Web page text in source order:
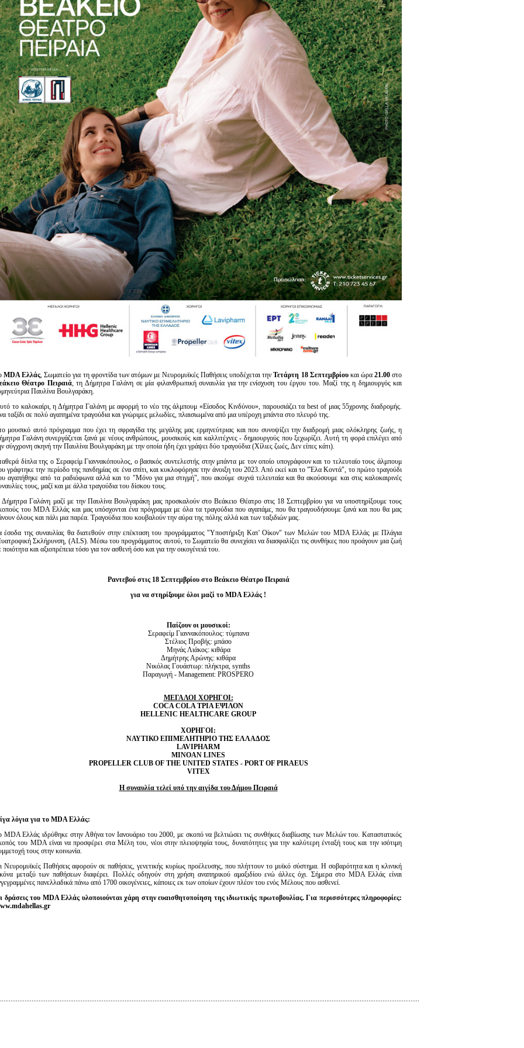
MDA Ελλάς, Σωματείο για τη φροντίδα των ατόμων με Νευρομυϊκές Παθήσεις υποδέχεται τηνΤετάρτη 18 Σεπτεμβρίουκαι ώρα 21.00στο
Θέατρο Πειραιά, τη Δήμητρα Γαλάνη σε μία φιλανθρωπική συναυλία για την ενίσχυση του έργου του. Μαζί της η δημιουργός και
Παυλίνα Βουλγαράκη.
το καλοκαίρι, η Δήμητρα Γαλάνη με αφορμή το νέο της άλμπουμ «Είσοδος Κινδύνου», παρουσιάζει τα best of μιας 55χρονης διαδρομής.
ταξίδι σε πολύ αγαπημένα τραγούδια και γνώριμες μελωδίες, πλαισιωμένα από μια υπέροχη μπάντα στο πλευρό της.
μουσικό αυτό πρόγραμμα που έχει τη σφραγίδα της μεγάλης μας ερμηνεύτριας και που συνοψίζει την διαδρομή μιας ολόκληρης ζωής, η
Γαλάνη συνεργάζεται ξανά με νέους ανθρώπους, μουσικούς και καλλιτέχνες - δημιουργούς που ξεχωρίζει. Αυτή τη φορά επιλέγει από
σύγχρονη σκηνή την Παυλίνα Βουλγαράκη με την οποία ήδη έχει γράψει δύο τραγούδια (Χίλιες ζωές, Δεν είπες κάτι).
δίπλα της ο Σεραφείμ Γιαννακόπουλος, ο βασικός συντελεστής στην μπάντα με τον οποίο υπογράφουν και το τελευταίο τους άλμπουμ
γράφτηκε την περίοδο της πανδημίας σε ένα σπίτι, και κυκλοφόρησε την άνοιξη του 2023. Από εκεί και το "Έλα Κοντά", το πρώτο τραγούδι
αγαπήθηκε από τα ραδιόφωνα αλλά και το "Μόνο για μια στιγμή", που ακούμε συχνά τελευταία και θα ακούσουμε και στις καλοκαιρινές
τους, μαζί και με άλλα τραγούδια του δίσκου τους.
Γαλάνη μαζί με την Παυλίνα Βουλγαράκη μας προσκαλούν στο Βεάκειο Θέατρο στις 18 Σεπτεμβρίου για να υποστηρίξουμε τους
του MDA Ελλάς και μας υπόσχονται ένα πρόγραμμα με όλα τα τραγούδια που αγαπάμε, που θα τραγουδήσουμε ξανά και που θα μας
όλους και πάλι μια παρέα. Τραγούδια που κουβαλούν την αύρα της πόλης αλλά και των ταξιδιών μας.
έσοδα της συναυλίας θα διατεθούν στην επέκταση του προγράμματος "Υποστήριξη Kατ' Oίκον" των Mελών του MDA Ελλάς με Πλάγια
Σκλήρυνση, (ALS). Μέσω του προγράμματος αυτού, το Σωματείο θα συνεχίσει να διασφαλίζει τις συνθήκες που προάγουν μια ζωή
ποιότητα και αξιοπρέπεια τόσο για τον ασθενή όσο και για την οικογένειά του.
Ραντεβού στις 18 Σεπτεμβρίου στο Βεάκειο Θέατρο Πειραιά
για να στηρίξουμε όλοι μαζί το MDA Ελλάς !
Παίζουν οι μουσικοί:
Σεραφείμ Γιαννακόπουλος: τύμπανα
Στέλιος Προβής: μπάσο
Μηνάς Λιάκος: κιθάρα
Δημήτρης Αρώνης: κιθάρα
Νικόλας Γουάστωρ: πλήκτρα, synths
Παραγωγή - Management: PROSPERO
ΜΕΓΑΛΟΙ ΧΟΡΗΓΟΙ:
COCA COLA ΤΡΙΑ ΕΨΙΛΟΝ
HELLENIC HEALTHCARE GROUP
ΧΟΡΗΓΟΙ:
ΝΑΥΤΙΚΟ ΕΠΙΜΕΛΗΤΗΡΙΟ ΤΗΣ ΕΛΛΑΔΟΣ
LAVIPHARM
MINOAN LINES
PROPELLER CLUB OF THE UNITED STATES - PORT OF PIRAEUS
VITEX
Η συναυλία τελεί υπό την αιγίδα του Δήμου Πειραιά
λόγια για το MDA Ελλάς:
MDA Ελλάς ιδρύθηκε στην Αθήνα τον Ιανουάριο του 2000, με σκοπό να βελτιώσει τις συνθήκες διαβίωσης των Μελών του. Καταστατικός
του MDA είναι να προσφέρει στα Μέλη του, νέοι στην πλειοψηφία τους, δυνατότητες για την καλύτερη ένταξή τους και την ισότιμη
τους στην κοινωνία.
Νευρομυϊκές Παθήσεις αφορούν σε παθήσεις, γενετικής κυρίως προέλευσης, που πλήττουν το μυϊκό σύστημα. Η σοβαρότητα και η κλινική
μεταξύ των παθήσεων διαφέρει. Πολλές οδηγούν στη χρήση αναπηρικού αμαξιδίου ενώ άλλες όχι. Σήμερα στο MDA Ελλάς είναι
πανελλαδικά πάνω από 1700 οικογένειες, κάποιες εκ των οποίων έχουν πλέον του ενός Μέλους που ασθενεί.
δράσεις του MDA Ελλάς υλοποιούνται χάρη στην ευαισθητοποίηση της ιδιωτικής πρωτοβουλίας. Για περισσότερες πληροφορίες: